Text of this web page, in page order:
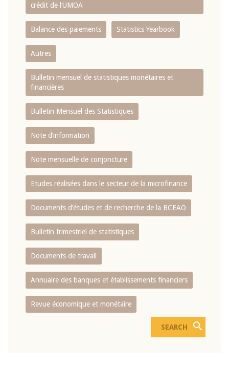
crédit de l‘UMOA
Balance des paiements Statistics Yearbook
Autres
Bulletin mensuel de statistiques monétaires et
financières
Bulletin Mensuel des Statistiques
Note d’information
Note mensuelle de conjoncture
Etudes réalisées dans le secteur de la microfinance
Documents d’études et de recherche de la BCEAO
Bulletin trimestriel de statistiques
Documents de travail
Annuaire des banques et établissements financiers
Revue économique et monétaire